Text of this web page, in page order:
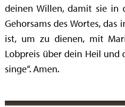
deinen Willen, damit sie in
Gehorsams des Wortes, das
ist, um zu dienen, mit
Lobpreis über dein Heil und
singe“. Amen.